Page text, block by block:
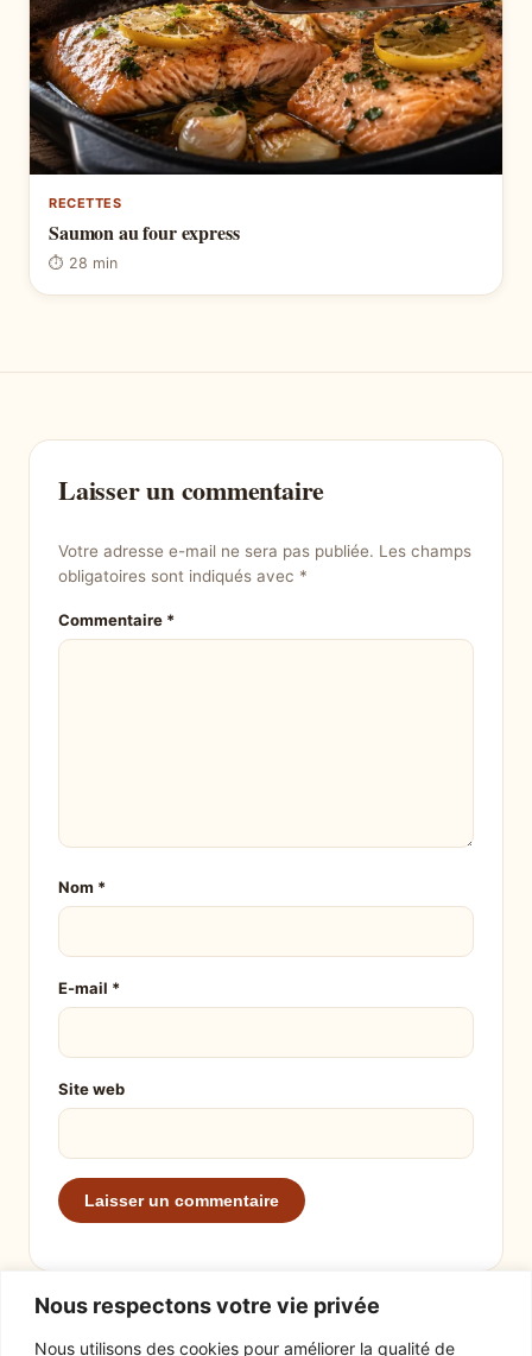
Nous respectons votre vie privée
Nous utilisons des cookies pour améliorer la qualité de
RECETTES
Saumon au four express
⏱ 28 min
Laisser un commentaire
Votre adresse e-mail ne sera pas publiée. Les champs
obligatoires sont indiqués avec *
Commentaire *
Nom *
E-mail *
Site web